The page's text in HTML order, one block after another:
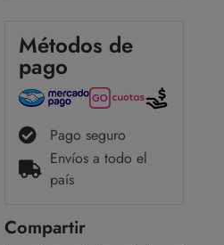
Métodos de
pago
Pago seguro
Envíos a todo el
país
Compartir